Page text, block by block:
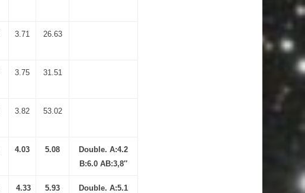
3.71 26.63
3.75 31.51
3.82 53.02
4.03 5.08
Double. A:4.2
B:6.0 AB:3,8″
4.33 5.93
Double. A:5.1